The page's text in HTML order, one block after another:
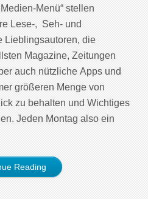
Menü“ stellen
Lese-, Seh- und
Lieblingsautoren, die
Magazine, Zeitungen
auch nützliche Apps und
größeren Menge von
zu behalten und Wichtiges
Jeden Montag also ein
Reading